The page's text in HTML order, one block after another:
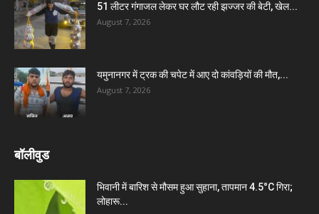
51 लीटर गंगाजल लेकर घर लौट रही झज्जर की बेटी, खेल...
August 7, 2026
यमुनानगर में ट्रक की चपेट में आए दो कांवड़ियों की मौत,...
August 7, 2026
बॉलीवुड
भिवानी में बारिश से मौसम हुआ सुहाना, तापमान 4.5°C गिरा;
लोहारू...